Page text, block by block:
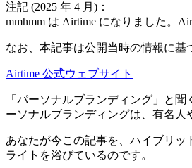
注記 (2025 年 4 月)：
mmhmm は Airtime になりました。
なお、本記事は公開当時の情報に基
Airtime 公式ウェブサイト
「パーソナルブランディング」と
ーソナルブランディングは、有名
あなたが今この記事を、ハイブリ
ライトを浴びているのです。